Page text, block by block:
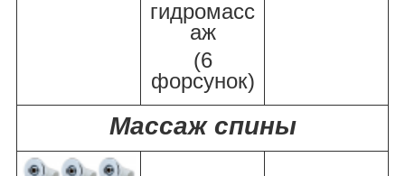
гидромасс
аж
(6
форсунок)
Массаж спины